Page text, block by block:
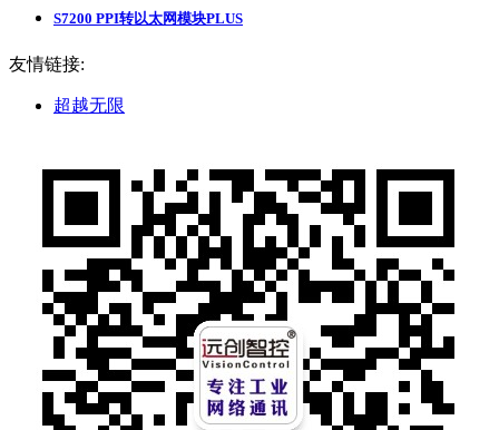
S7200 PPI转以太网模块PLUS
友情链接:
超越无限